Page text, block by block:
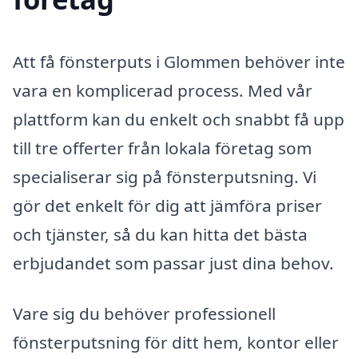
Att få fönsterputs i Glommen behöver inte
vara en komplicerad process. Med vår
plattform kan du enkelt och snabbt få upp
till tre offerter från lokala företag som
specialiserar sig på fönsterputsning. Vi
gör det enkelt för dig att jämföra priser
och tjänster, så du kan hitta det bästa
erbjudandet som passar just dina behov.
Vare sig du behöver professionell
fönsterputsning för ditt hem, kontor eller